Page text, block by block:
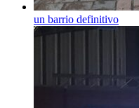
un barrio definitivo